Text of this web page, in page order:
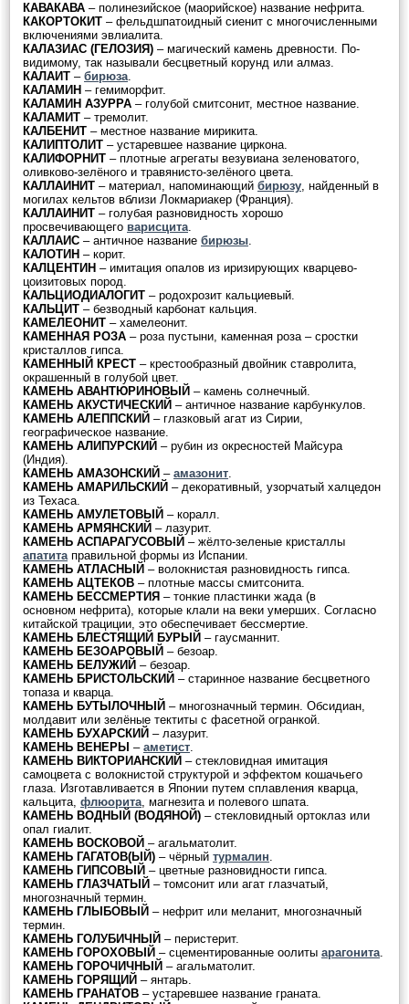
КАВАКАВА – полинезийское (маорийское) название нефрита.
КАКОРТОКИТ – фельдшпатоидный сиенит с многочисленными
включениями эвлиалита.
КАЛАЗИАС (ГЕЛОЗИЯ) – магический камень древности. По-
видимому, так называли бесцветный корунд или алмаз.
КАЛАИТ – бирюза.
КАЛАМИН – гемиморфит.
КАЛАМИН АЗУРРА – голубой смитсонит, местное название.
КАЛАМИТ – тремолит.
КАЛБЕНИТ – местное название мирикита.
КАЛИПТОЛИТ – устаревшее название циркона.
КАЛИФОРНИТ – плотные агрегаты везувиана зеленоватого,
оливково-зелёного и травянисто-зелёного цвета.
КАЛЛАИНИТ – материал, напоминающий бирюзу, найденный в
могилах кельтов вблизи Локмариакер (Франция).
КАЛЛАИНИТ – голубая разновидность хорошо
просвечивающего варисцита.
КАЛЛАИС – античное название бирюзы.
КАЛОТИН – корит.
КАЛЦЕНТИН – имитация опалов из иризирующих кварцево-
цоизитовых пород.
КАЛЬЦИОДИАЛОГИТ – родохрозит кальциевый.
КАЛЬЦИТ – безводный карбонат кальция.
КАМЕЛЕОНИТ – хамелеонит.
КАМЕННАЯ РОЗА – роза пустыни, каменная роза – сростки
кристаллов гипса.
КАМЕННЫЙ КРЕСТ – крестообразный двойник ставролита,
окрашенный в голубой цвет.
КАМЕНЬ АВАНТЮРИНОВЫЙ – камень солнечный.
КАМЕНЬ АКУСТИЧЕСКИЙ – античное название карбункулов.
КАМЕНЬ АЛЕППСКИЙ – глазковый агат из Сирии,
географическое название.
КАМЕНЬ АЛИПУРСКИЙ – рубин из окресностей Майсура
(Индия).
КАМЕНЬ АМАЗОНСКИЙ – амазонит.
КАМЕНЬ АМАРИЛЬСКИЙ – декоративный, узорчатый халцедон
из Техаса.
КАМЕНЬ АМУЛЕТОВЫЙ – коралл.
КАМЕНЬ АРМЯНСКИЙ – лазурит.
КАМЕНЬ АСПАРАГУСОВЫЙ – жёлто-зеленые кристаллы
апатитаправильной формы из Испании.
КАМЕНЬ АТЛАСНЫЙ – волокнистая разновидность гипса.
КАМЕНЬ АЦТЕКОВ – плотные массы смитсонита.
КАМЕНЬ БЕССМЕРТИЯ – тонкие пластинки жада (в
основном нефрита), которые клали на веки умерших. Согласно
китайской трациции, это обеспечивает бессмертие.
КАМЕНЬ БЛЕСТЯЩИЙ БУРЫЙ – гаусманнит.
КАМЕНЬ БЕЗОАРОВЫЙ – безоар.
КАМЕНЬ БЕЛУЖИЙ – безоар.
КАМЕНЬ БРИСТОЛЬСКИЙ – старинное название бесцветного
топаза и кварца.
КАМЕНЬ БУТЫЛОЧНЫЙ – многозначный термин. Обсидиан,
молдавит или зелёные тектиты с фасетной огранкой.
КАМЕНЬ БУХАРСКИЙ – лазурит.
КАМЕНЬ ВЕНЕРЫ – аметист.
КАМЕНЬ ВИКТОРИАНСКИЙ – стекловидная имитация
самоцвета с волокнистой структурой и эффектом кошачьего
глаза. Изготавливается в Японии путем сплавления кварца,
кальцита, флюорита, магнезита и полевого шпата.
КАМЕНЬ ВОДНЫЙ (ВОДЯНОЙ) – стекловидный ортоклаз или
опал гиалит.
КАМЕНЬ ВОСКОВОЙ – агальматолит.
КАМЕНЬ ГАГАТОВ(ЫЙ) – чёрный турмалин.
КАМЕНЬ ГИПСОВЫЙ – цветные разновидности гипса.
КАМЕНЬ ГЛАЗЧАТЫЙ – томсонит или агат глазчатый,
многозначный термин.
КАМЕНЬ ГЛЫБОВЫЙ – нефрит или меланит, многозначный
термин.
КАМЕНЬ ГОЛУБИЧНЫЙ – перистерит.
КАМЕНЬ ГОРОХОВЫЙ – сцементированные оолиты арагонита.
КАМЕНЬ ГОРОЧИЧНЫЙ – агальматолит.
КАМЕНЬ ГОРЯЩИЙ – янтарь.
КАМЕНЬ ГРАНАТОВ – устаревшее название граната.